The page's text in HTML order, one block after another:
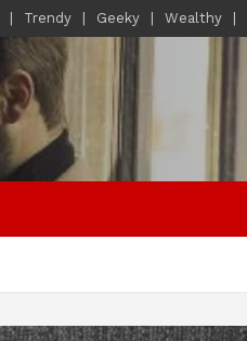
Trendy Geeky Wealthy